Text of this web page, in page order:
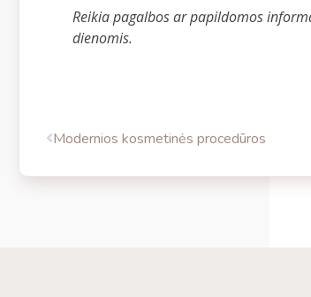
Reikia pagalbos ar papildomos
dienomis.
Modernios kosmetinės procedūros